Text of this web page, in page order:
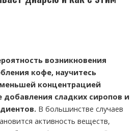
возникновения
кофе, научитесь
концентрацией
добавления сладких сиропов и
В большинстве случаев
активность веществ,